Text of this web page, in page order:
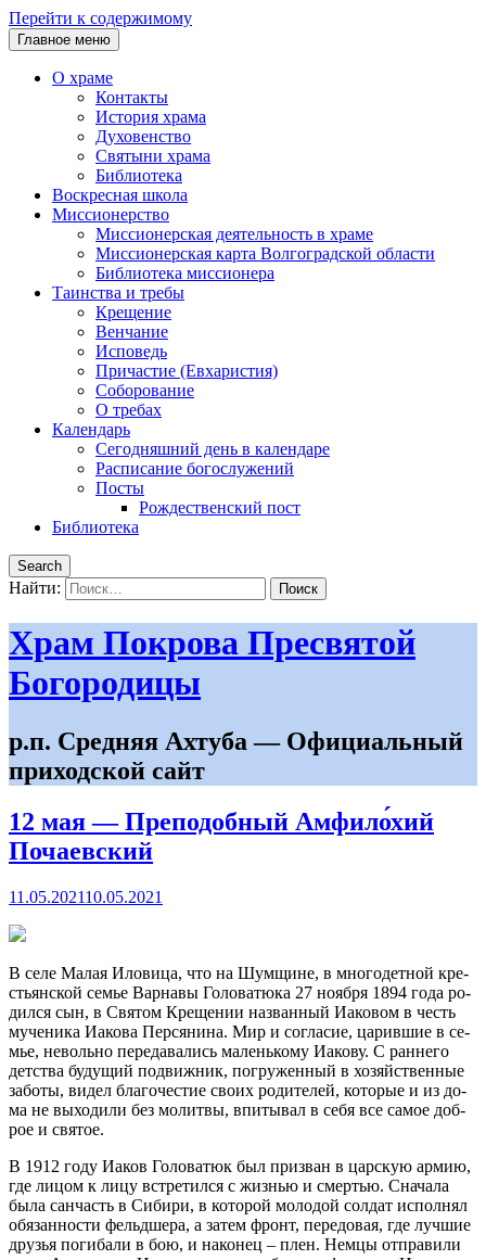
Перейти к содержимому
Главное меню
О храме
Контакты
История храма
Духовенство
Святыни храма
Библиотека
Воскресная школа
Миссионерство
Миссионерская деятельность в храме
Миссионерская карта Волгоградской области
Библиотека миссионера
Таинства и требы
Крещение
Венчание
Исповедь
Причастие (Евхаристия)
Соборование
О требах
Календарь
Сегодняшний день в календаре
Расписание богослужений
Посты
Рождественский пост
Библиотека
Search
Найти:
Храм Покрова Пресвятой
Богородицы
р.п. Средняя Ахтуба — Официальный
приходской сайт
12 мая — Преподобный Амфило́хий
Почаевский
11.05.202110.05.2021
В се­ле Ма­лая Ило­ви­ца, что на Шум­щине, в мно­го­дет­ной кре­
стьян­ской се­мье Вар­на­вы Го­ло­ва­тю­ка 27 но­яб­ря 1894 го­да ро­
дил­ся сын, в Свя­том Кре­ще­нии на­зван­ный Иа­ко­вом в честь
му­че­ни­ка Иа­ко­ва Пер­ся­ни­на. Мир и со­гла­сие, ца­рив­шие в се­
мье, неволь­но пе­ре­да­ва­лись ма­лень­ко­му Иа­ко­ву. С ран­не­го
дет­ства бу­ду­щий по­движ­ник, по­гру­жен­ный в хо­зяй­ствен­ные
за­бо­ты, ви­дел бла­го­че­стие сво­их ро­ди­те­лей, ко­то­рые и из до­
ма не вы­хо­ди­ли без мо­лит­вы, впи­ты­вал в се­бя все са­мое доб­
рое и свя­тое.
В 1912 го­ду Иа­ков Го­ло­ва­тюк был при­зван в цар­скую ар­мию,
где ли­цом к ли­цу встре­тил­ся с жиз­нью и смер­тью. Сна­ча­ла
бы­ла сан­часть в Си­би­ри, в ко­то­рой мо­ло­дой сол­дат ис­пол­нял
обя­зан­но­сти фельд­ше­ра, а за­тем фронт, пе­ре­до­вая, где луч­шие
дру­зья по­ги­ба­ли в бою, и на­ко­нец – плен. Нем­цы от­пра­ви­ли